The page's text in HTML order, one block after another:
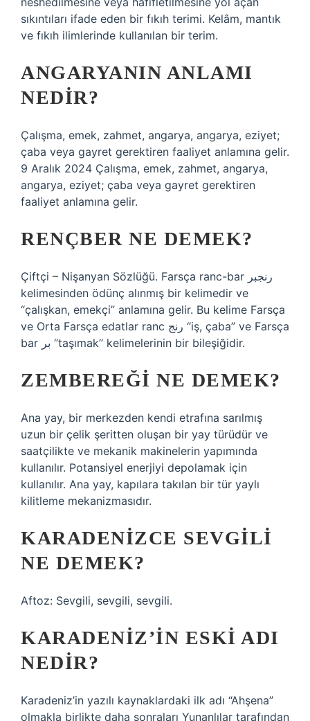
sıkıntıları ifade eden bir fıkıh terimi. Kelâm, mantık
ve fıkıh ilimlerinde kullanılan bir terim.
ANGARYANIN ANLAMI
NEDIR?
Çalışma, emek, zahmet, angarya, angarya, eziyet;
çaba veya gayret gerektiren faaliyet anlamına gelir.
9 Aralık 2024 Çalışma, emek, zahmet, angarya,
angarya, eziyet; çaba veya gayret gerektiren
faaliyet anlamına gelir.
RENÇBER NE DEMEK?
Çiftçi – Nişanyan Sözlüğü. Farsça ranc-bar رنجبر
kelimesinden ödünç alınmış bir kelimedir ve
“çalışkan, emekçi” anlamına gelir. Bu kelime Farsça
ve Orta Farsça edatlar ranc رنج “iş, çaba” ve Farsça
bar بر “taşımak” kelimelerinin bir bileşiğidir.
ZEMBEREĞI NE DEMEK?
Ana yay, bir merkezden kendi etrafına sarılmış
uzun bir çelik şeritten oluşan bir yay türüdür ve
saatçilikte ve mekanik makinelerin yapımında
kullanılır. Potansiyel enerjiyi depolamak için
kullanılır. Ana yay, kapılara takılan bir tür yaylı
kilitleme mekanizmasıdır.
KARADENIZCE SEVGILI
NE DEMEK?
Aftoz: Sevgili, sevgili, sevgili.
KARADENIZ’IN ESKI ADI
NEDIR?
Karadeniz’in yazılı kaynaklardaki ilk adı “Ahşena”
olmakla birlikte daha sonraları Yunanlılar tarafından